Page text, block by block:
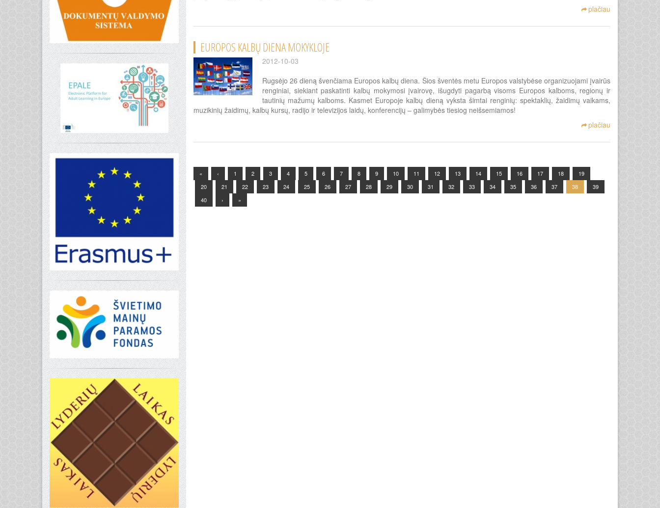
plačiau
EUROPOS KALBŲ DIENA MOKYKLOJE
2012-10-03
Rugsėjo 26 dieną švenčiama Europos kalbų diena. Šios šventės metu Europos valstybėse organizuojami įvairūs
renginiai, siekiant paskatinti kalbų mokymosi įvairovę, išugdyti pagarbą visoms Europos kalboms, regionų ir
tautinių mažumų kalboms. Kasmet Europoje kalbų dieną vyksta šimtai renginių: spektaklių, žaidimų vaikams,
muzikinių žaidimų, kalbų kursų, radijo ir televizijos laidų, konferencijų – galimybės tiesiog neišsemiamos!
plačiau
« ‹ 1 2 3 4 5 6 7 8 9 10 11 12 13 14 15 16 17 18
19
20
21 22 23 24 25 26 27 28 29 30 31 32 33 34 35 36 37 38
39
40
› »